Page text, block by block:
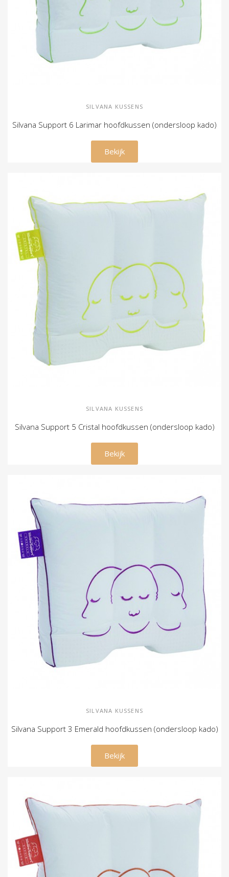
SILVANA KUSSENS
Silvana Support 6 Larimar hoofdkussen (ondersloop kado)
€ 129,00
Bekijk
SILVANA KUSSENS
Silvana Support 5 Cristal hoofdkussen (ondersloop kado)
€ 129,00
Bekijk
SILVANA KUSSENS
Silvana Support 3 Emerald hoofdkussen (ondersloop kado)
€ 129,00
Bekijk